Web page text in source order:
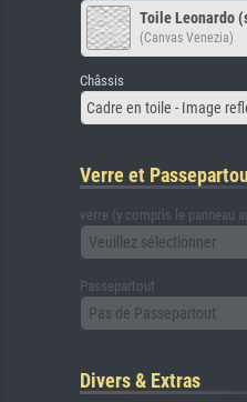
Toile Leonardo
(Canvas Venezia)
Châssis
Cadre en toile - Image
Verre et
verre (y compris le panneau
Veuillez sélectionner
Passepartout
Pas de Passepartout
Divers & Extras